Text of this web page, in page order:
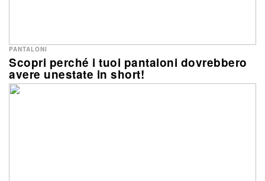
Scopri perché i tuoi pantaloni dovrebbero
avere unestate in short!
PANTALONI